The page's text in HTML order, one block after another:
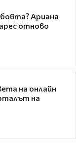
Ариана
отново
на онлайн
на